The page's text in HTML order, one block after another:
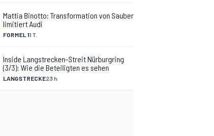
FORMEL 11 T.
Mattia Binotto: Transformation von Sauber
limitiert Audi
LANGSTRECKE23 h
Inside Langstrecken-Streit Nürburgring
(3/3): Wie die Beteiligten es sehen